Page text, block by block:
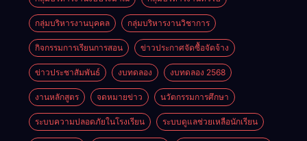
กลุ่มบริหารงานบุคคล กลุ่มบริหารงานวิชาการ
กิจกรรมการเรียนการสอน ข่าวประกาศจัดซื้อจัดจ้าง
ข่าวประชาสัมพันธ์ งบทดลอง งบทดลอง 2568
งานหลักสูตร จดหมายข่าว นวัตกรรมการศึกษา
ระบบความปลอดภัยในโรงเรียน ระบบดูแลช่วยเหลือนักเรียน